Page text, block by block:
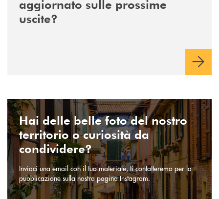
aggiornato sulle prossime
uscite?
INVIA EMAIL
Hai delle belle foto del nostro
territorio o curiosità da
condividere?
Inviaci una email con il tuo materiale, ti contatteremo per la
pubblicazione sulla nostra pagina Instagram.